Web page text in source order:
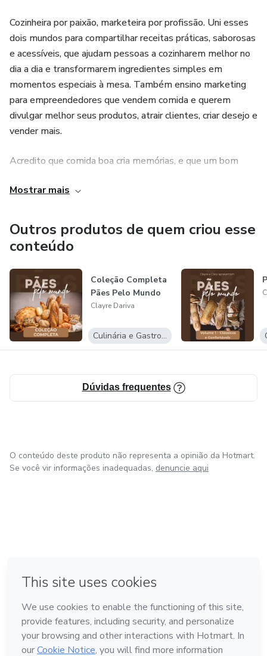
Cozinheira por paixão, marketeira por profissão. Uni esses
dois mundos para compartilhar receitas práticas, saborosas
e acessíveis, que ajudam pessoas a cozinharem melhor no
dia a dia e transformarem ingredientes simples em
momentos especiais à mesa. Também ensino marketing
para empreendedores que vendem comida e querem
divulgar melhor seus produtos, atrair clientes, criar desejo e
vender mais.
Acredito que comida boa cria memórias, e que um bom
de verdade.
Mostrar mais
Outros produtos de quem criou esse
conteúdo
Coleção Completa
Pães Pelo Mundo
Clayre Dariva
Culinária e Gastronomia
Dúvidas frequentes
O conteúdo deste produto não representa a opinião da Hotmart.
Se você vir informações inadequadas, denuncie aqui
Feito com ❤ na Cidade do México
Conheça a Hotmart